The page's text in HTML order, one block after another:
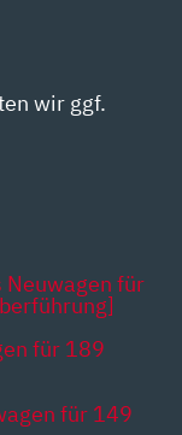
wir ggf.
Neuwagen für
für 189
für 149